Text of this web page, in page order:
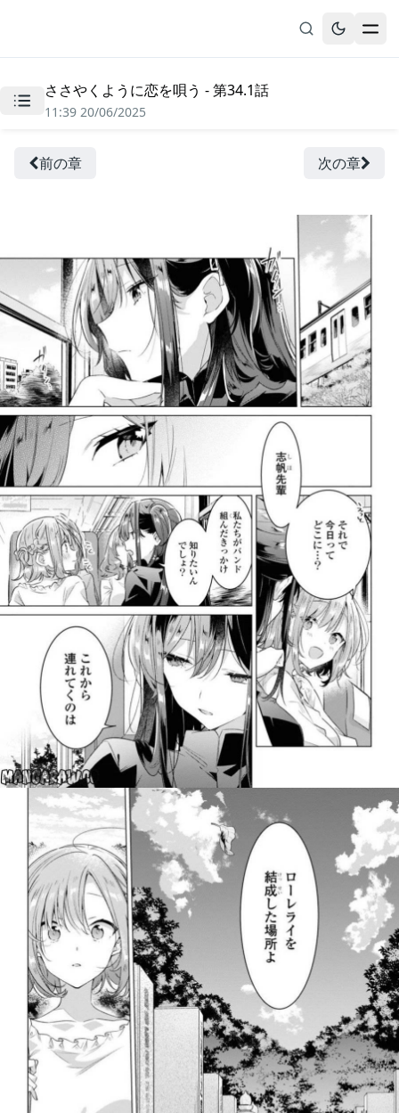
無料漫画
履歴
ささやくように恋を唄う - 第34.1話
11:39 20/06/2025
前の章 次の章